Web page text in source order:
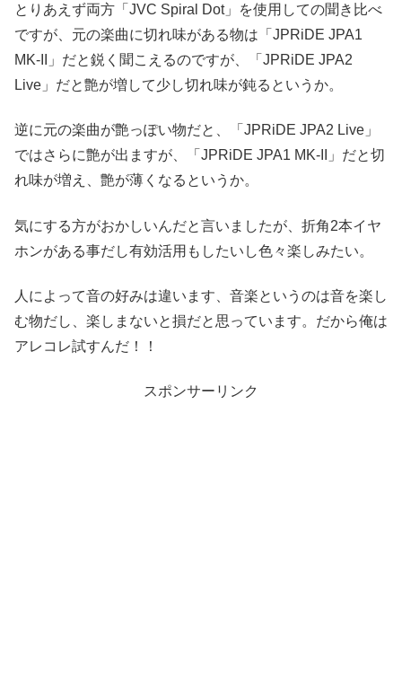
とりあえず両方「JVC Spiral Dot」を使用しての聞き比べ
ですが、元の楽曲に切れ味がある物は「JPRiDE JPA1
MK-II」だと鋭く聞こえるのですが、「JPRiDE JPA2
Live」だと艶が増して少し切れ味が鈍るというか。
逆に元の楽曲が艶っぽい物だと、「JPRiDE JPA2 Live」
ではさらに艶が出ますが、「JPRiDE JPA1 MK-II」だと切
れ味が増え、艶が薄くなるというか。
気にする方がおかしいんだと言いましたが、折角2本イヤ
ホンがある事だし有効活用もしたいし色々楽しみたい。
人によって音の好みは違います、音楽というのは音を楽し
む物だし、楽しまないと損だと思っています。だから俺は
アレコレ試すんだ！！
スポンサーリンク